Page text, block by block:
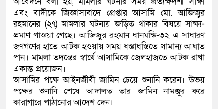
এবং বাদীকে জিজ্ঞাসাবাদে গ্রেপ্তার আসামি মো. আজিজুর
রহমানের (২৭) মামলার ঘটনায় জড়িত থাকার বিষয়ে সাক্ষ্য-
প্রমাণ পাওয়া গেছে। আজিজুর রহমান ধানমন্ডি-৩২ এ সাধারণ
জণগণের হাতে আটক হওয়ায় সময় ধস্তাধস্তিতে সামান্য আঘাত
পান। মামলা তদন্তের স্বার্থে আসামিকে জেলহাজতে আটক রাখা
একান্ত প্রয়োজন।
আসামির পক্ষে আইনজীবী জামিন চেয়ে শুনানি করেন। উভয়
পক্ষের শুনানি শেষে আদালত তার জামিন নামঞ্জুর করে
কারাগারে পাঠানোর আদেশ দেন।